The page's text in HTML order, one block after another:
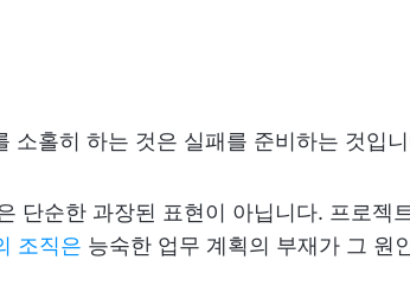
소홀히 하는 것은 실패를 준비하는 것입
단순한 과장된 표현이 아닙니다. 프로젝
조직은 능숙한 업무 계획의 부재가 그 원